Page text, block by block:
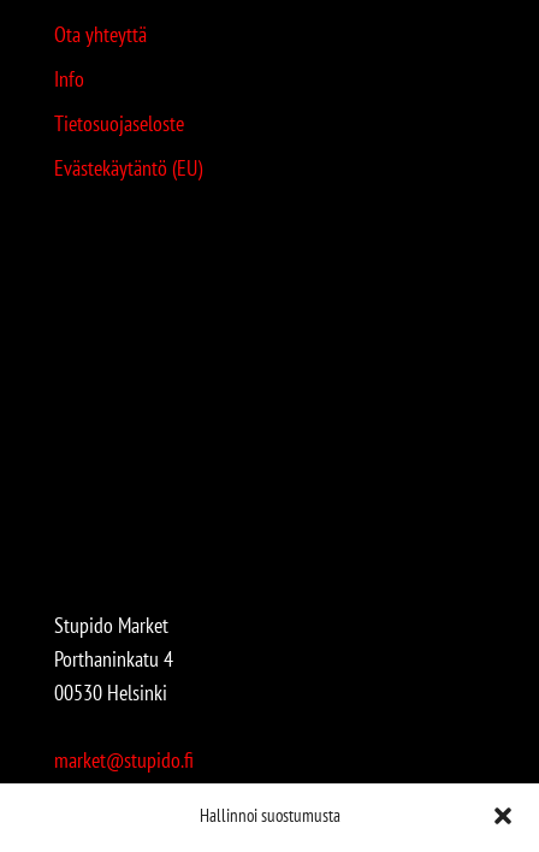
Hallinnoi suostumusta
Ota yhteyttä
Info
Tietosuojaseloste
Evästekäytäntö (EU)
Stupido Market
Porthaninkatu 4
00530 Helsinki
market@stupido.fi